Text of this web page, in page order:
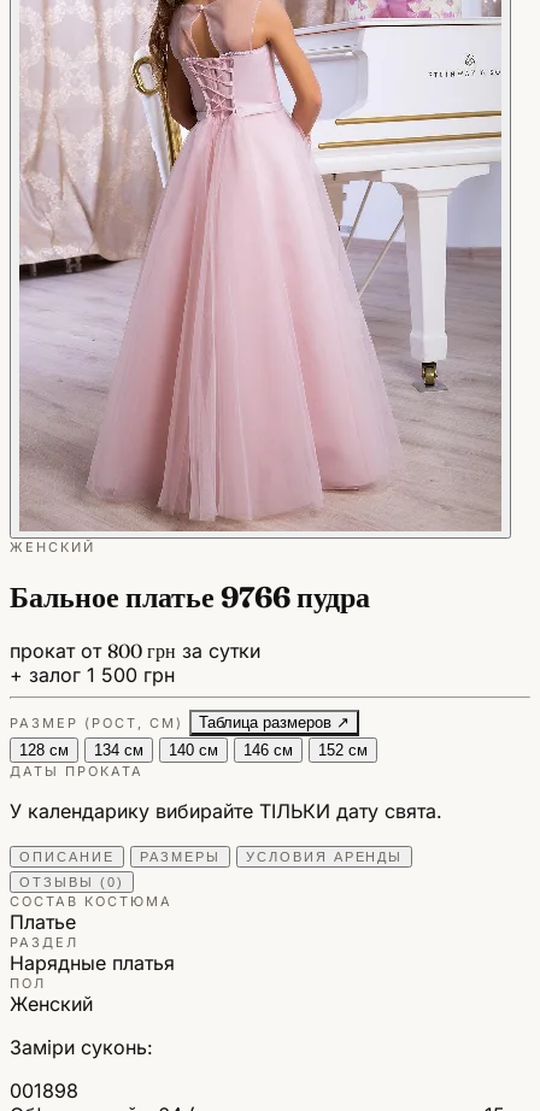
ЖЕНСКИЙ
Бальное платье 9766 пудра
прокат от 800 грн за сутки
+ залог 1 500 грн
РАЗМЕР (РОСТ, СМ)
Таблица размеров ↗
128 см
134 см 140 см 146 см 152 см
ДАТЫ ПРОКАТА
У календарику вибирайте ТІЛЬКИ дату свята.
ОПИСАНИЕ РАЗМЕРЫ
УСЛОВИЯ АРЕНДЫ
ОТЗЫВЫ (0)
СОСТАВ КОСТЮМА
Платье
РАЗДЕЛ
Нарядные платья
ПОЛ
Женский
Заміри суконь:
001898